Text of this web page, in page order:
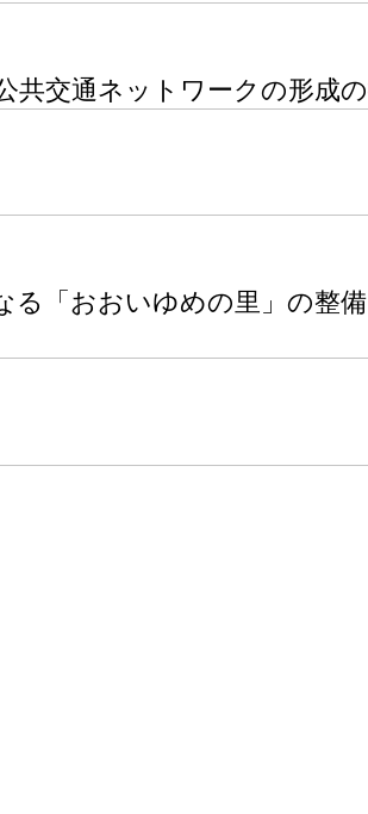
共交通ネットワークの形成
る「おおいゆめの里」の整